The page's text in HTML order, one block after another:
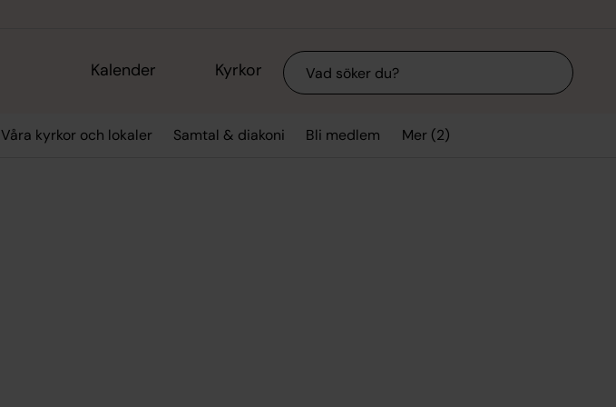
Kalender Kyrkor Sök
Våra kyrkor och lokaler Samtal & diakoni Bli medlem Mer (2)